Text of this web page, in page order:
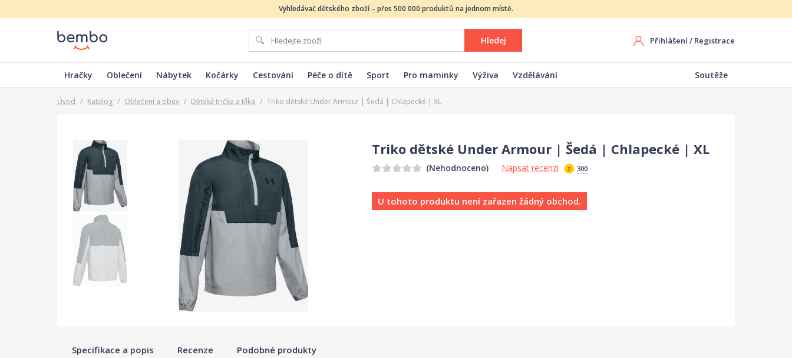
Vyhledávač dětského zboží – přes 500 000 produktů na jednom místě.
Hledej Přihlášení/ Registrace
Hračky Oblečení Nábytek Kočárky Cestování Péče o dítě Sport Pro maminky Výživa Vzdělávání Soutěže
Úvod / Katalog / Oblečení a obuv / Dětská trička a tílka / Triko dětské Under Armour | Šedá | Chlapecké | XL
Triko dětské Under Armour | Šedá | Chlapecké | XL
(Nehodnoceno) Napsat recenzi 300
U tohoto produktu není zařazen žádný obchod.
Specifikace a popis Recenze Podobné produkty